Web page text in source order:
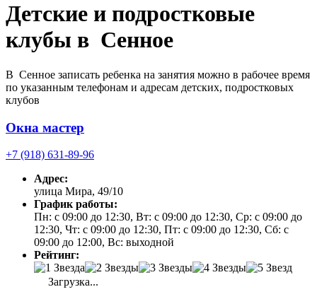
Детские и подростковые
клубы в Сенное
В Сенное записать ребенка на занятия можно в рабочее время
по указанным телефонам и адресам детских, подростковых
клубов
Окна мастер
+7 (918) 631-89-96
Адрес:
улица Мира, 49/10
График работы:
Пн: с 09:00 до 12:30, Вт: с 09:00 до 12:30, Ср: с 09:00 до
12:30, Чт: с 09:00 до 12:30, Пт: с 09:00 до 12:30, Сб: с
09:00 до 12:00, Вс: выходной
Рейтинг:
Загрузка...